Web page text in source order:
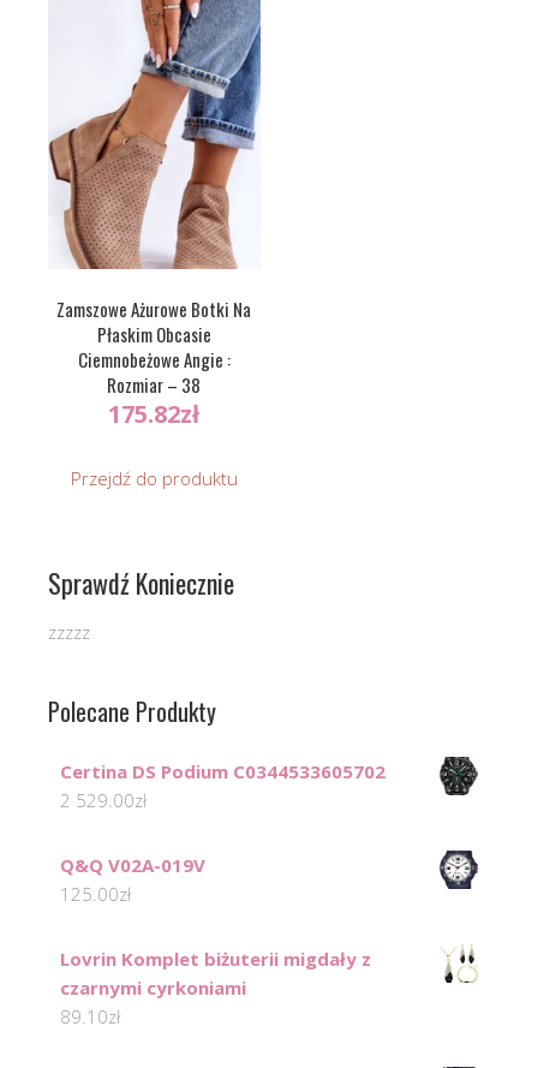
Zamszowe Ażurowe Botki Na
Płaskim Obcasie
Ciemnobeżowe Angie :
Rozmiar – 38
175.82zł
Przejdź do produktu
Sprawdź Koniecznie
zzzzz
Polecane Produkty
Certina DS Podium C0344533605702
2 529.00zł
Q&Q V02A-019V
125.00zł
Lovrin Komplet biżuterii migdały z
czarnymi cyrkoniami
89.10zł